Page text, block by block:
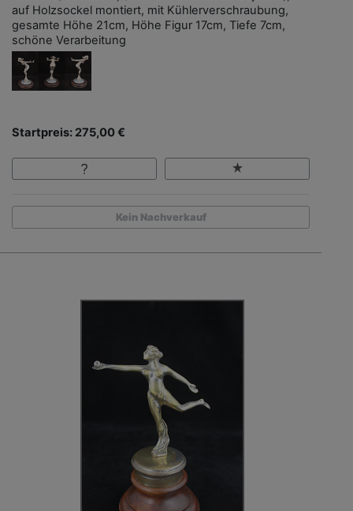
auf Holzsockel montiert, mit Kühlerverschraubung,
gesamte Höhe 21cm, Höhe Figur 17cm, Tiefe 7cm,
schöne Verarbeitung
Startpreis: 275,00 €
Kein Nachverkauf